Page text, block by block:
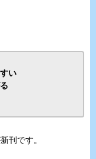
い
刊です。